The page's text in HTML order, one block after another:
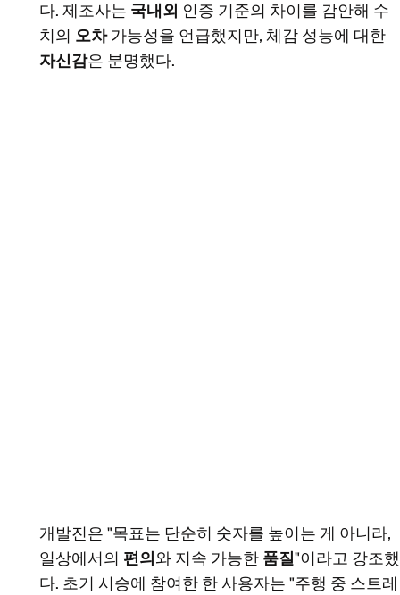
다. 제조사는 국내외 인증 기준의 차이를 감안해 수
치의 오차가능성을 언급했지만, 체감 성능에 대한
자신감은 분명했다.
개발진은 "목표는 단순히 숫자를 높이는 게 아니라,
일상에서의 편의 와 지속 가능한 품질"이라고 강조했
다. 초기 시승에 참여한 한 사용자는 "주행 중 스트레